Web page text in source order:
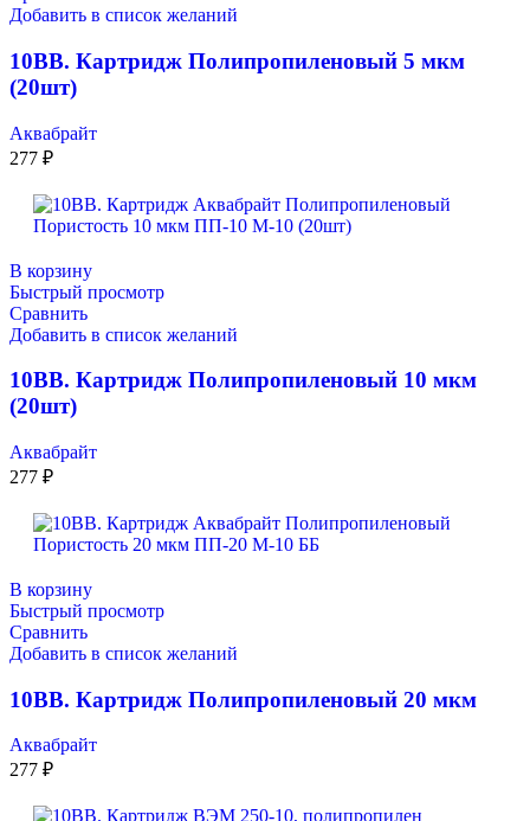
Добавить в список желаний
10ВВ. Картридж Полипропиленовый 5 мкм
(20шт)
Аквабрайт
277 ₽
В корзину
Быстрый просмотр
Сравнить
Добавить в список желаний
10ВВ. Картридж Полипропиленовый 10 мкм
(20шт)
Аквабрайт
277 ₽
В корзину
Быстрый просмотр
Сравнить
Добавить в список желаний
10ВВ. Картридж Полипропиленовый 20 мкм
Аквабрайт
277 ₽